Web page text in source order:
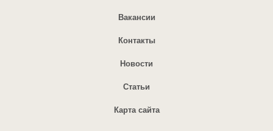
Вакансии
Контакты
Новости
Статьи
Карта сайта